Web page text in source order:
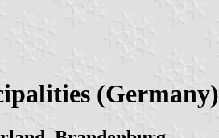
(Germany)